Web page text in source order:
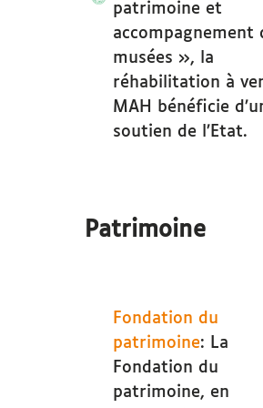
patrimoine et
accompagnement
musées », la
réhabilitation à
MAH bénéficie
soutien de l’Etat.
Patrimoine
Fondation du
patrimoine: La
Fondation du
patrimoine, en